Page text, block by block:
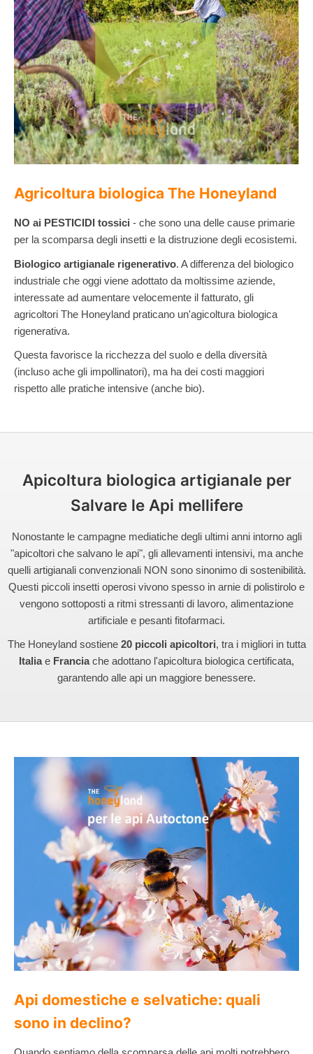
Agricoltura biologica The Honeyland
NO ai PESTICIDI tossici - che sono una delle cause primarie
per la scomparsa degli insetti e la distruzione degli ecosistemi.
Biologico artigianale rigenerativo. A differenza del biologico
industriale che oggi viene adottato da moltissime aziende,
interessate ad aumentare velocemente il fatturato, gli
agricoltori The Honeyland praticano un'agicoltura biologica
rigenerativa.
Questa favorisce la ricchezza del suolo e della diversità
(incluso ache gli impollinatori), ma ha dei costi maggiori
rispetto alle pratiche intensive (anche bio).
Apicoltura biologica artigianale per
Salvare le Api mellifere
Nonostante le campagne mediatiche degli ultimi anni intorno agli
"apicoltori che salvano le api", gli allevamenti intensivi, ma anche
quelli artigianali convenzionali NON sono sinonimo di sostenibilità.
Questi piccoli insetti operosi vivono spesso in arnie di polistirolo e
vengono sottoposti a ritmi stressanti di lavoro, alimentazione
artificiale e pesanti fitofarmaci.
The Honeyland sostiene 20 piccoli apicoltori, tra i migliori in tutta
Italiae Franciache adottano l'apicoltura biologica certificata,
garantendo alle api un maggiore benessere.
Api domestiche e selvatiche: quali
sono in declino?